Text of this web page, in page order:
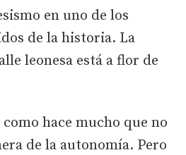
en uno de los
de la historia. La
leonesa está a flor de
hace mucho que no
de la autonomía. Pero